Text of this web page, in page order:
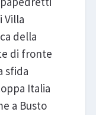
Villa
della
di fronte
sfida
Italia
a Busto